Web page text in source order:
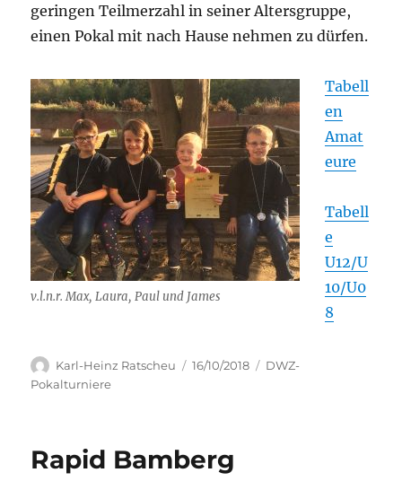
geringen Teilmerzahl in seiner Altersgruppe,
einen Pokal mit nach Hause nehmen zu dürfen.
v.l.n.r. Max, Laura, Paul und James
Tabell
en
Amat
eure
Tabell
e
U12/U
10/U0
8
Autor
Karl-Heinz Ratscheu
Veröffentlicht
16/10/2018 Kategorien
DWZ-
Pokalturniere
Rapid Bamberg